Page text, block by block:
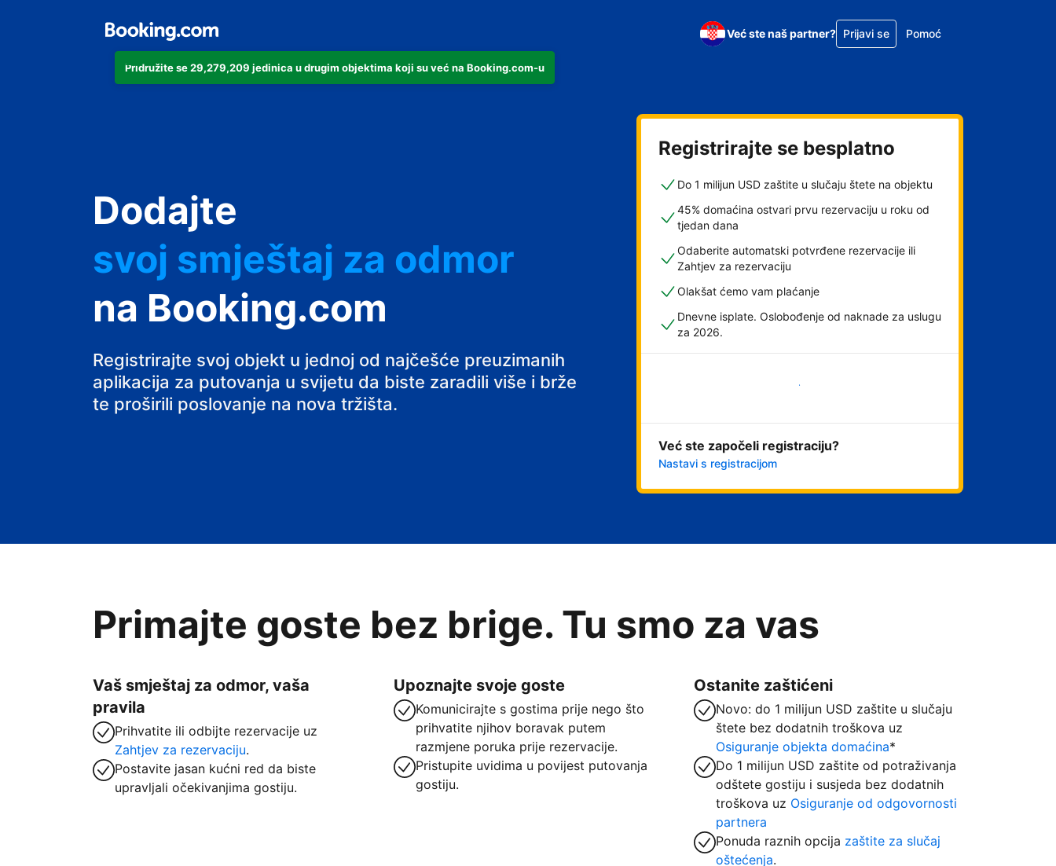
Pridružite se 29,279,209 jedinica u drugim objektima koji su već na Booking.com-u
Već ste naš partner? Prijavi se Pomoć
Dodajte
svoj hotel
svoj smještaj za odmor
svoj privatni smještaj
svoj smještaj s doručkom
na Booking.com
Registrirajte svoj objekt u jednoj od najčešće preuzimanih
aplikacija za putovanja u svijetu da biste zaradili više i brže
te proširili poslovanje na nova tržišta.
Registrirajte se besplatno
Do 1 milijun USD zaštite u slučaju štete na objektu
45% domaćina ostvari prvu rezervaciju u roku od
tjedan dana
Odaberite automatski potvrđene rezervacije ili
Zahtjev za rezervaciju
Olakšat ćemo vam plaćanje
Dnevne isplate. Oslobođenje od naknade za uslugu
za 2026.
Započni odmah
Već ste započeli registraciju?
Nastavi s registracijom
Primajte goste bez brige. Tu smo za vas
Vaš smještaj za odmor, vaša
pravila
Prihvatite ili odbijte rezervacije uz
Zahtjev za rezervaciju.
Postavite jasan kućni red da biste
upravljali očekivanjima gostiju.
Upoznajte svoje goste
Komunicirajte s gostima prije nego što
prihvatite njihov boravak putem
razmjene poruka prije rezervacije.
Pristupite uvidima u povijest putovanja
gostiju.
Ostanite zaštićeni
Novo: do 1 milijun USD zaštite u slučaju
štete bez dodatnih troškova uz
Osiguranje objekta domaćina*
Do 1 milijun USD zaštite od potraživanja
odštete gostiju i susjeda bez dodatnih
troškova uz Osiguranje od odgovornosti
partnera
Ponuda raznih opcija zaštite za slučaj
oštećenja.